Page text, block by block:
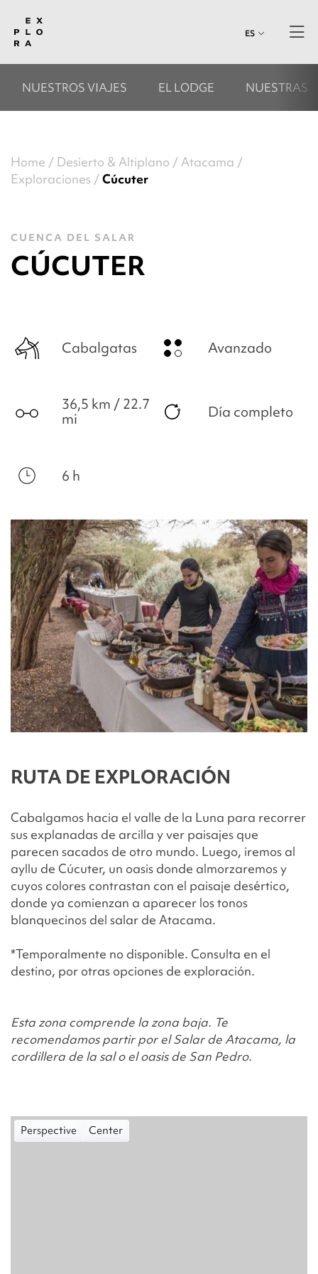
ES
NUESTROS VIAJES EL LODGE NUESTRAS
Home Desierto & Altiplano
Atacama
Exploraciones
Cúcuter
CUENCA DEL SALAR
CÚCUTER
Cabalgatas Avanzado
36,5 km / 22.7
mi
Día completo
6 h
RUTA DE EXPLORACIÓN
Cabalgamos hacia el valle de la Luna para recorrer
sus explanadas de arcilla y ver paisajes que
parecen sacados de otro mundo. Luego, iremos al
ayllu de Cúcuter, un oasis donde almorzaremos y
cuyos colores contrastan con el paisaje desértico,
donde ya comienzan a aparecer los tonos
blanquecinos del salar de Atacama.
*Temporalmente no disponible. Consulta en el
destino, por otras opciones de exploración.
Esta zona comprende la zona baja. Te
recomendamos partir por el Salar de Atacama, la
cordillera de la sal o el oasis de San Pedro.
Perspective Center